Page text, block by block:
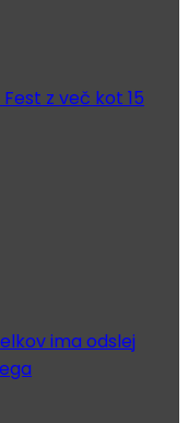
z več kot 15
ima odslej